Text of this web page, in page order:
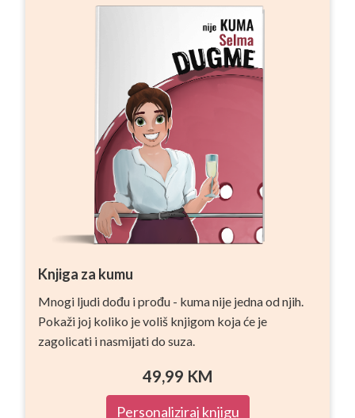
Knjiga za kumu
Mnogi ljudi dođu i prođu - kuma nije jedna od njih.
Pokaži joj koliko je voliš knjigom koja će je
zagolicati i nasmijati do suza.
49,99 KM
Personaliziraj knjigu